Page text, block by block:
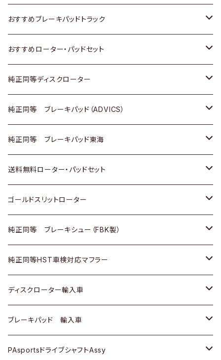
いすゞ
ダイハツ
マツダ
三菱
スバル
日野
三菱ふそう
ＢＭＷ
日産
いすゞ
ダイハツ
マツダ
三菱
日野
三菱ふそう
日産
いすゞ
ダイハツ
三菱
日野
三菱ふそう
その他
ホンダ
スズキ
日産
ダイハツ
マツダ
三菱
スバル
トヨタ
ホンダ
スズキ
日産
いすゞ
ダイハツ
マツダ
三菱
スバル
おすすめブレーキパッドトラック
トヨタ
日産
いすゞ
ダイハツ
マツダ
三菱
おすすめローター・パッドセット
トヨタ
ホンダ
スズキ
日産
ダイハツ
マツダ
三菱
スバル
純正同等ディスクローター
トヨタ
ホンダ
スズキ
日産
いすゞ
ダイハツ
マツダ
三菱
スバル
純正同等 ブレーキパッド（ADVICS）
トヨタ
ホンダ
スズキ
日産
ダイハツ
マツダ
三菱
スバル
純正同等 ブレーキパッド東海
トヨタ
ホンダ
日産
いすゞ
ダイハツ
マツダ
三菱
送料無料ローター・パッドセット
トヨタ
ホンダ
スズキ
日産
ダイハツ
マツダ
ゴールドスリットローター
トヨタ
ホンダ
スズキ
日産
ダイハツ
純正同等 ブレーキシュー（FBK製）
ホンダ
スズキ
日産
ダイハツ
純正同等HST車検対応マフラー
トヨタ
ホンダ
スズキ
ディスクローター輸入車
ＡＵＤＩ
ＢＥＮＺ
ブレーキパッド 輸入車
ＢＥＮＺ
PAsportsドライブシャフトAssy